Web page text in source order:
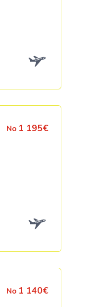
No 1 195€
No 1 140€